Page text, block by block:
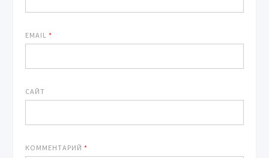
EMAIL*
САЙТ
КОММЕНТАРИЙ*